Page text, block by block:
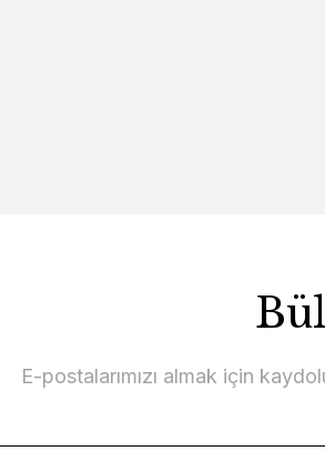
E-postalarımızı almak için